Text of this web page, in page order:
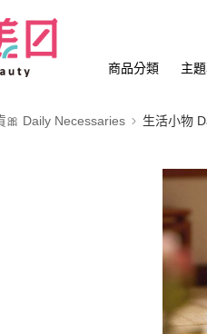
商品分類 主
🎀 Daily Necessaries 生活小物